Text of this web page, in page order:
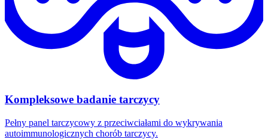
Kompleksowe badanie tarczycy
Pełny panel tarczycowy z przeciwciałami do wykrywania
autoimmunologicznych chorób tarczycy.